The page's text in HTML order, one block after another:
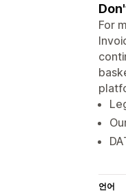
For
언어